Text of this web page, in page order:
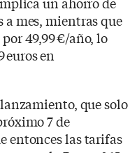
a mes, mientras que
49,99 €/año, lo
euros en
que solo
7 de
entonces las tarifas